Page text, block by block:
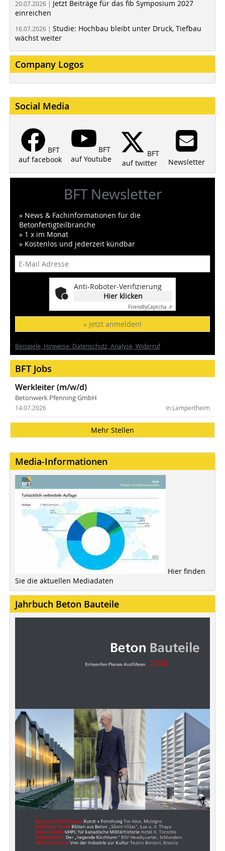
20.07.2026 | Jetzt Beiträge für das fib Symposium 2027
einreichen
16.07.2026 | Studie: Hochbau bleibt unter Druck, Tiefbau
wächst weiter
Company Logos
Social Media
BFT
auf facebook
BFT
auf Youtube
BFT
auf twitter
Newsletter
BFT Newsletter
» News & Fachinformationen für die
Betonfertigteilbranche
» 1 x im Monat
» Kostenlos und jederzeit kündbar
Anti-Roboter-Verifizierung
Hier klicken
FriendlyCaptcha ⇗
» Jetzt anmelden!
Beispiele, Hinweise: Datenschutz, Analyse, Widerruf
BFT Jobs
Werkleiter (m/w/d)
Betonwerk Pfenning GmbH
in Lampertheim
14.07.2026
Mehr Stellen
Media-Informationen
Hier finden
Sie die aktuellen Mediadaten
Jahrbuch Beton Bauteile